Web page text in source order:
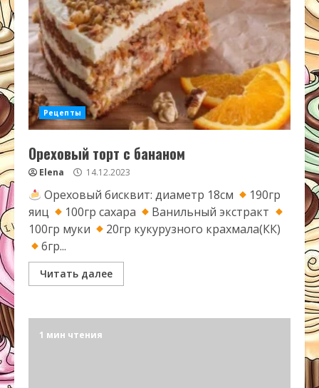
Рецепты
Ореховый торт с бананом
Elena 14.12.2023
Ореховый бисквит: диаметр 18см
190гр
яиц
100гр сахара
Ванильный экстракт
100гр муки
20гр кукурузного крахмала(КК)
6гр...
Читать далее
1 мин чтения